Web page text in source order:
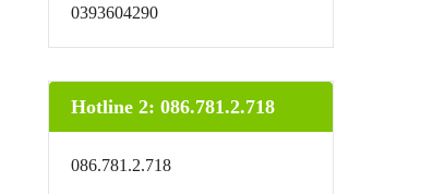
0393604290
Hotline 2: 086.781.2.718
086.781.2.718